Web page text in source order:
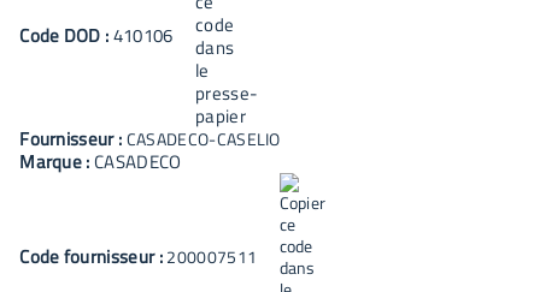
Code DOD :410106
Fournisseur :CASADECO-CASELIO
Marque : CASADECO
Code fournisseur :200007511